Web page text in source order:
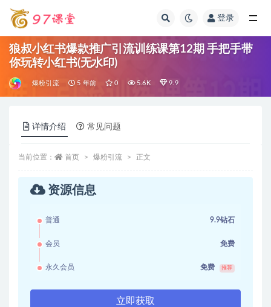
登录
狼叔小红书爆款推广引流训练课第12期 手把手带
你玩转小红书(无水印)
爆粉引流 5 年前 0 5.6K 9.9
详情介绍 常见问题
当前位置： 首页 爆粉引流 正文
资源信息
普通 9.9钻石
会员 免费
永久会员 免费 推荐
立即获取